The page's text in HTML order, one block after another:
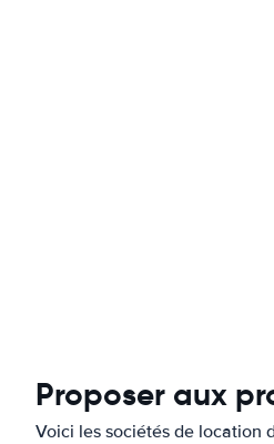
Proposer aux
Voici les sociétés de location